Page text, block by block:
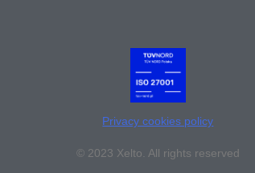
Privacy cookies policy
© 2023 Xelto. All rights reserved